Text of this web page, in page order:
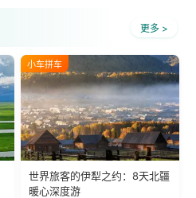
更多 >
小车拼车
世界旅客的伊犁之约：8天北疆
暖心深度游